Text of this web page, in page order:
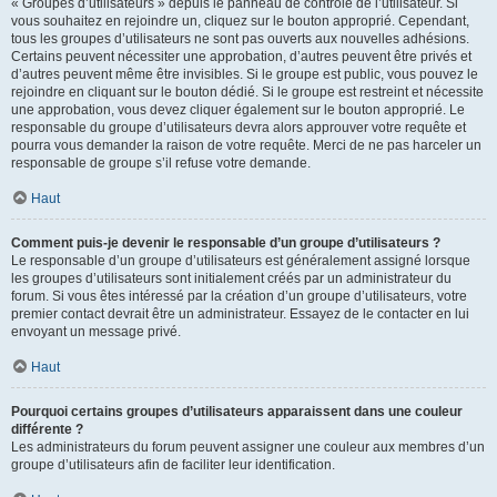
« Groupes d’utilisateurs » depuis le panneau de contrôle de l’utilisateur. Si
vous souhaitez en rejoindre un, cliquez sur le bouton approprié. Cependant,
tous les groupes d’utilisateurs ne sont pas ouverts aux nouvelles adhésions.
Certains peuvent nécessiter une approbation, d’autres peuvent être privés et
d’autres peuvent même être invisibles. Si le groupe est public, vous pouvez le
rejoindre en cliquant sur le bouton dédié. Si le groupe est restreint et nécessite
une approbation, vous devez cliquer également sur le bouton approprié. Le
responsable du groupe d’utilisateurs devra alors approuver votre requête et
pourra vous demander la raison de votre requête. Merci de ne pas harceler un
responsable de groupe s’il refuse votre demande.
Haut
Comment puis-je devenir le responsable d’un groupe d’utilisateurs ?
Le responsable d’un groupe d’utilisateurs est généralement assigné lorsque
les groupes d’utilisateurs sont initialement créés par un administrateur du
forum. Si vous êtes intéressé par la création d’un groupe d’utilisateurs, votre
premier contact devrait être un administrateur. Essayez de le contacter en lui
envoyant un message privé.
Haut
Pourquoi certains groupes d’utilisateurs apparaissent dans une couleur
différente ?
Les administrateurs du forum peuvent assigner une couleur aux membres d’un
groupe d’utilisateurs afin de faciliter leur identification.